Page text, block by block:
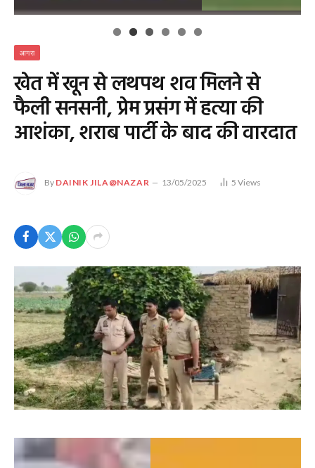
खेत में खून से लथपथ शव मिलने से
फैली सनसनी, प्रेम प्रसंग में हत्या की
आशंका, शराब पार्टी के बाद की वारदात
By DAINIK JILA@NAZAR 13/05/2025 5Views